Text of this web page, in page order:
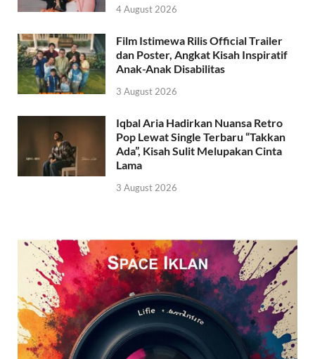
4 August 2026
Film Istimewa Rilis Official Trailer
dan Poster, Angkat Kisah Inspiratif
Anak-Anak Disabilitas
3 August 2026
Iqbal Aria Hadirkan Nuansa Retro
Pop Lewat Single Terbaru “Takkan
Ada”, Kisah Sulit Melupakan Cinta
Lama
3 August 2026